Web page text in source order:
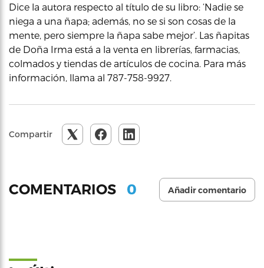
Dice la autora respecto al título de su libro: ‘Nadie se
niega a una ñapa; además, no se si son cosas de la
mente, pero siempre la ñapa sabe mejor’. Las ñapitas
de Doña Irma está a la venta en librerías, farmacias,
colmados y tiendas de artículos de cocina. Para más
información, llama al 787-758-9927.
Compartir
COMENTARIOS 0 Añadir comentario